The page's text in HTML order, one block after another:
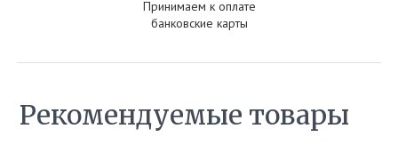
Принимаем к оплате
банковские карты
Рекомендуемые товары